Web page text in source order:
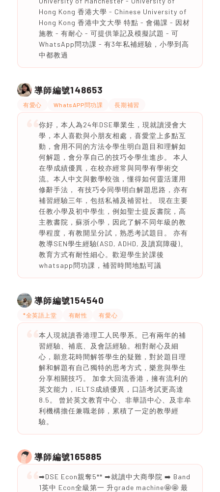
Hong Kong 香港大學 - Chinese University of
Hong Kong 香港中文大學 特點 - 會備課 - 因材
施教 - 有耐心 - 可提供筆記及模擬試題 - 可
WhatsApp問功課 - 有3年私補經驗，小學到高
中都教過
導師編號148653
有愛心 WhatsAPP問功課 長期補習
你好，本人為24年DSE畢業生，現就讀浸會大
學，本人喜歡與小朋友相處，喜愛堂上多點互
動，會用不同的方法令學生明白題目和理解如
何解題，會分享自己的技巧令學生進步。 本人
在學成績優異，在校亦經常與同學有學術交
流。本人中文與數學較強，懂得如何靈活運用
修辭手法， 有技巧令同學明白解題思路，亦有
補習經驗三年，包括私補及補習社。 現在主要
任教小學及初中學生，例如聖士提反書院，高
主教書院，蘇浙小學，因此了解不同年級的教
學程度，有教開呈分試，熟悉考試題目。 亦有
教導SEN學生經驗(ASD, ADHD, 及讀寫障礙)。
教育方式有耐性細心。歡迎學生於課後
whatsapp問功課，補習時間地點可議
導師編號154540
*全英語上堂 有耐性 有愛心
本人現就讀香港理工人民學系。已有兩年的補
習經驗、補底、及會話經驗。相對耐心及細
心，願意花時間解答學生的疑難，對於題目理
解和解題有自己獨特的思考方式，樂意與學生
分享相關技巧。 加拿大回流香港，擁有流利的
英文能力，IELTS成績優異，口語考試更高達
8.5。 曾於英文教育中心、非華語中心、及非牟
利機構擔任兼職老師，累積了一定的教學經
驗。
導師編號165885
➡DSE Econ親奪5** ➡就讀中大商學院 ➡️ Band
1英中 Econ全級第一 升grade machine🤩🤩 最